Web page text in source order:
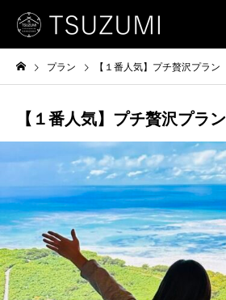
プラン 【１番人気】プチ贅沢プラン
【１番人気】プチ贅沢プラン